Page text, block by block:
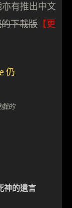
有推出中文
下載版 【更
的
神的遺言